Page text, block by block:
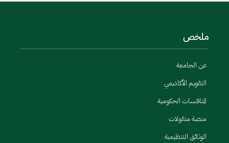
ملخص
عن الجامعة
التقويم الأكاديمي
المنافسات الحكومية
منصة منقولات
الوثائق التنظيمية